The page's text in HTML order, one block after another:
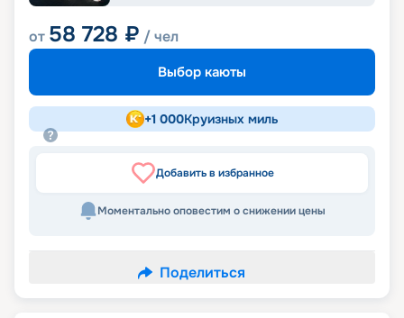
от 58 728 ₽ / чел
Выбор каюты
+1 000Круизных миль
Добавить в избранное
Моментально оповестим о снижении цены
Поделиться